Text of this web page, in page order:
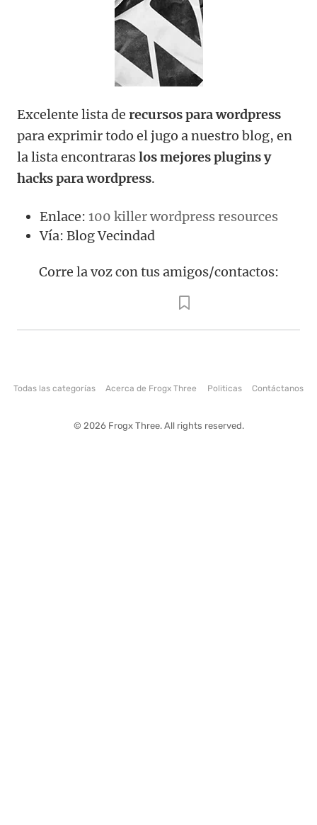
Excelente lista de recursos para wordpress
para exprimir todo el jugo a nuestro blog, en
la lista encontraraslos mejores plugins y
hacks para wordpress.
Enlace: 100 killer wordpress resources
Vía: Blog Vecindad
Corre la voz con tus amigos/contactos:
Todas las categorías Acerca de Frogx Three Politicas Contáctanos
© 2026 Frogx Three. All rights reserved.